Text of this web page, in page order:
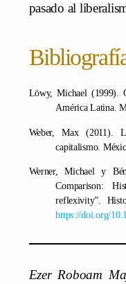
pasado al
Löwy, Michael (1999).
América Latina.
Weber, Max (2011).
capitalismo.
Werner, Michael y
Comparison:
reflexivity”.
https://doi.org/
Ezer Roboam